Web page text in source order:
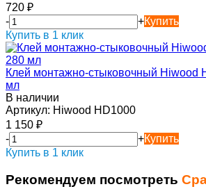
720 ₽
-
+Купить
Купить в 1 клик
Клей монтажно-стыковочный Hiwood
мл
В наличии
Артикул: Hiwood HD1000
1 150 ₽
-
+Купить
Купить в 1 клик
Рекомендуем посмотреть